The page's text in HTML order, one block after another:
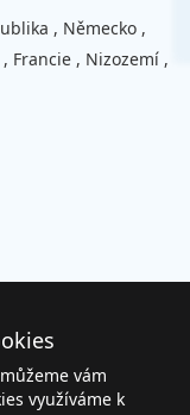
, Německo ,
, Francie , Nizozemí ,
vám
využíváme k